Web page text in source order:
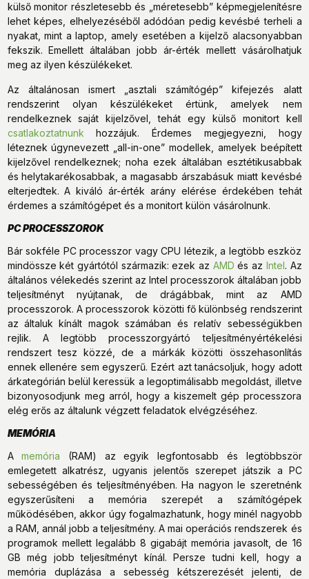
külső monitor részletesebb és „méretesebb” képmegjelenítésre
lehet képes, elhelyezéséből adódóan pedig kevésbé terheli a
nyakat, mint a laptop, amely esetében a kijelző alacsonyabban
fekszik. Emellett általában jobb ár-érték mellett vásárolhatjuk
meg az ilyen készülékeket.
Az általánosan ismert „asztali számítógép” kifejezés alatt
rendszerint olyan készülékeket értünk, amelyek nem
rendelkeznek saját kijelzővel, tehát egy külső monitort kell
csatlakoztatnunk hozzájuk. Érdemes megjegyezni, hogy
léteznek úgynevezett „all-in-one” modellek, amelyek beépített
kijelzővel rendelkeznek; noha ezek általában esztétikusabbak
és helytakarékosabbak, a magasabb árszabásuk miatt kevésbé
elterjedtek. A kiváló ár-érték arány elérése érdekében tehát
érdemes a számítógépet és a monitort külön vásárolnunk.
PC PROCESSZOROK
Bár sokféle PC processzor vagy CPU létezik, a legtöbb eszköz
mindössze két gyártótól származik: ezek az AMD és az Intel. Az
általános vélekedés szerint az Intel processzorok általában jobb
teljesítményt nyújtanak, de drágábbak, mint az AMD
processzorok. A processzorok közötti fő különbség rendszerint
az általuk kínált magok számában és relatív sebességükben
rejlik. A legtöbb processzorgyártó teljesítményértékelési
rendszert tesz közzé, de a márkák közötti összehasonlítás
ennek ellenére sem egyszerű. Ezért azt tanácsoljuk, hogy adott
árkategórián belül keressük a legoptimálisabb megoldást, illetve
bizonyosodjunk meg arról, hogy a kiszemelt gép processzora
elég erős az általunk végzett feladatok elvégzéséhez.
MEMÓRIA
Amemória (RAM) az egyik legfontosabb és legtöbbször
emlegetett alkatrész, ugyanis jelentős szerepet játszik a PC
sebességében és teljesítményében. Ha nagyon le szeretnénk
egyszerűsíteni a memória szerepét a számítógépek
működésében, akkor úgy fogalmazhatunk, hogy minél nagyobb
a RAM, annál jobb a teljesítmény. A mai operációs rendszerek és
programok mellett legalább 8 gigabájt memória javasolt, de 16
GB még jobb teljesítményt kínál. Persze tudni kell, hogy a
memória duplázása a sebesség kétszerezését jelenti, de